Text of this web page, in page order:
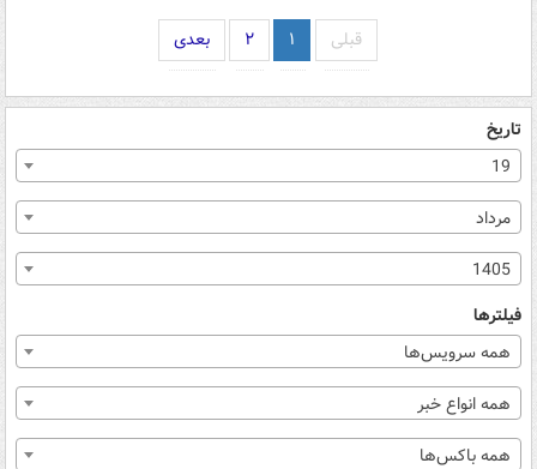
قبلی ۱ ۲ بعدی
تاریخ
19
مرداد
1405
فیلترها
همه سرویس‌ها
همه انواع خبر
همه باکس‌ها